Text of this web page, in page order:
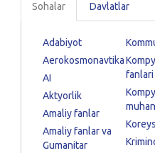
Sohalar Davlatlar
Adabiyot
Aerokosmonavtika
AI
Aktyorlik
Amaliy fanlar
Amaliy fanlar va
Gumanitar
fanlari